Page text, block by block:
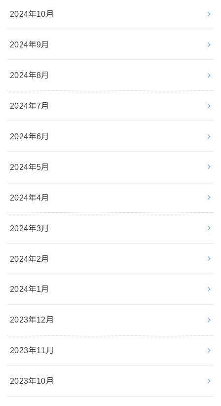
2024年10月
2024年9月
2024年8月
2024年7月
2024年6月
2024年5月
2024年4月
2024年3月
2024年2月
2024年1月
2023年12月
2023年11月
2023年10月